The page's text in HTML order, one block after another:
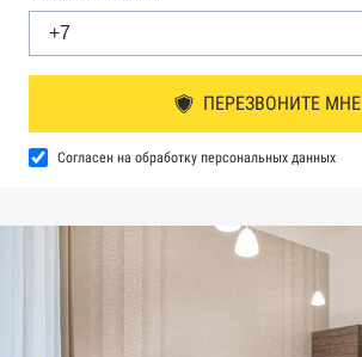
ПЕРЕЗВОНИТЕ МНЕ
Согласен на обработку персональных данных